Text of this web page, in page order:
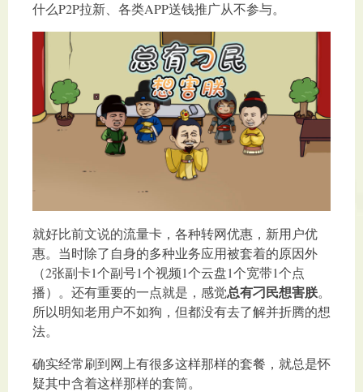
什么P2P拉新、各类APP送钱推广从不参与。
就好比前文说的流量卡，各种转网优惠，新用户优
惠。当时除了自身的多种业务应用被套着的原因外
（2张副卡1个副号1个视频1个云盘1个宽带1个点
播）。还有重要的一点就是，感觉总有刁民想害朕。
所以明知老用户不如狗，但都没有去了解并折腾的想
法。
确实经常刷到网上有很多这样那样的套餐，就总是怀
疑其中含着这样那样的套筒。